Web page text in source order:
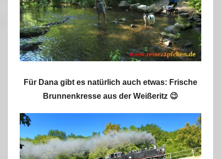
Für Dana gibt es natürlich auch etwas: Frische
Brunnenkresse aus der Weißeritz 😉